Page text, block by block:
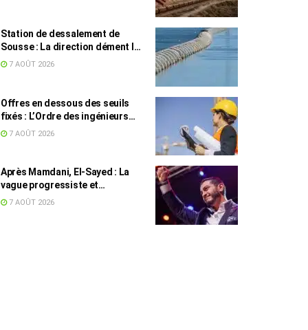
Station de dessalement de
Sousse : La direction dément les
rumeurs sur une eau impropre à
7 AOÛT 2026
Offres en dessous des seuils
fixés : L’Ordre des ingénieurs
hausse le ton
7 AOÛT 2026
Après Mamdani, El-Sayed : La
vague progressiste et
musulmane résiste à l’argent de
7 AOÛT 2026